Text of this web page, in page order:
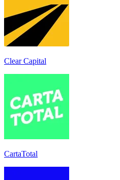
Clear Capital
CartaTotal